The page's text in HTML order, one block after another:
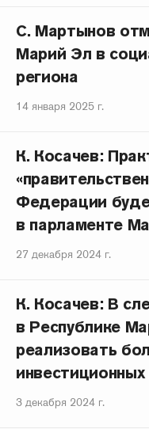
С. Мартынов
Марий Эл в
региона
14 января 2025 г.
К. Косачев:
Федерации
в парламенте
27 декабря 2024 г.
К. Косачев: В
в Республике
реализовать
3 декабря 2024 г.